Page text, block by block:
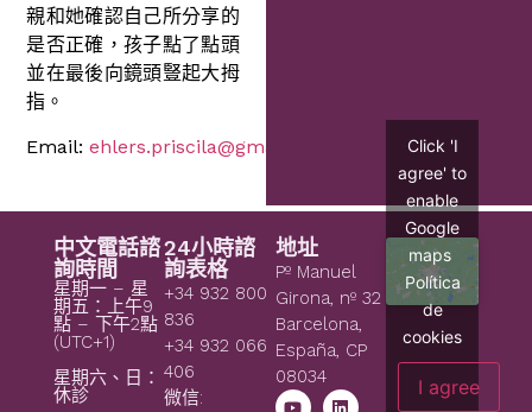
親和她確認自己所分享的
是否正確，孩子點了點頭
並在最後向鏡頭豎起大拇
指。
Email:ehlers.priscila@gmail.com
中文電話諮
詢時間
星期一 – 星
期五：上午9
點 – 下午2點
(UTC+1)
星期六、日：
休診
24小時諮
詢表格
+34 932 800
836
+34 932 066
406
微信:
地址
Pº Manuel
Girona, nº 32
Barcelona,
España, CP
08034
Click 'I
agree' to
enable
Google
maps
Política
de
cookies
I agree